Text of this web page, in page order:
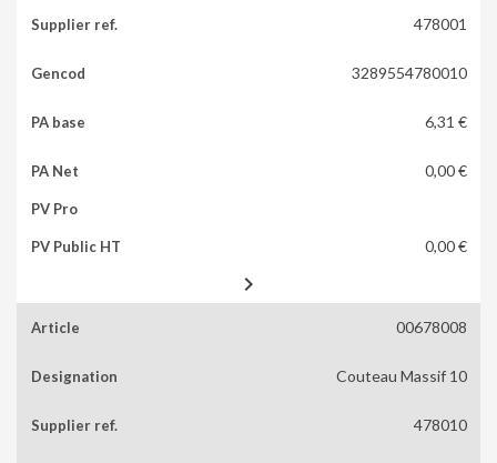
478001
3289554780010
6,31 €
0,00 €
0,00 €

00678008
Couteau Massif 10
478010